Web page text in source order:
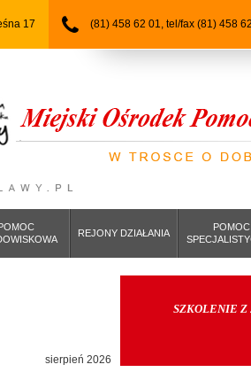
17 (81) 458 62 01, tel/fax (81) 458
POMOC
REJONY DZIAŁANIA
POMOC
SZKOLENIE
sierpień 2026